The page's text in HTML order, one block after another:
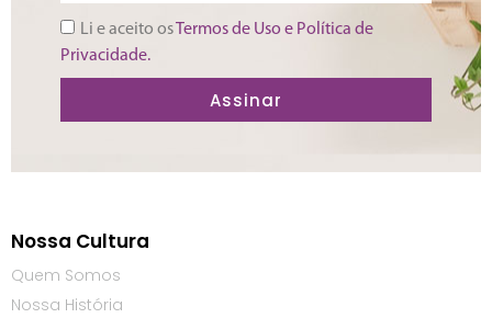
Li e aceito osTermos de Uso e Política de
Privacidade.
Assinar
Nossa Cultura
Quem Somos
Nossa História